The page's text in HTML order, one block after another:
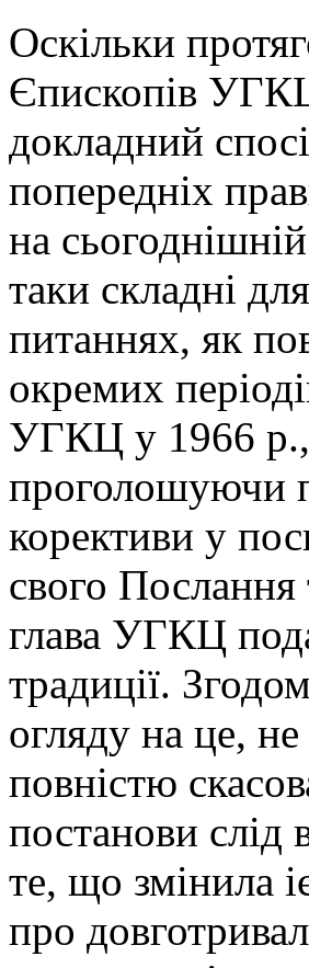
Оскільки
Єпископів
докладний
попередніх
на
таки складні
питаннях, як
окремих
УГКЦ у 1966
проголошуючи
корективи у
свого
глава УГКЦ
традиції.
огляду на це,
повністю
постанови слід
те, що змінила
про